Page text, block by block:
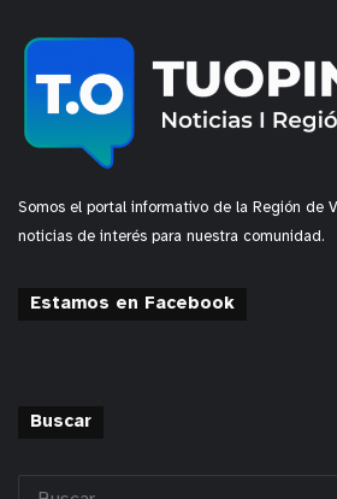
Somos el portal informativo de la Región de
noticias de interés para nuestra comunidad.
Estamos en Facebook
Buscar